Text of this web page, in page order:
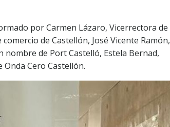
por Carmen Lázaro, Vicerrectora de
de Castellón, José Vicente Ramón,
nombre de Port Castelló, Estela Bernad,
Cero Castellón.